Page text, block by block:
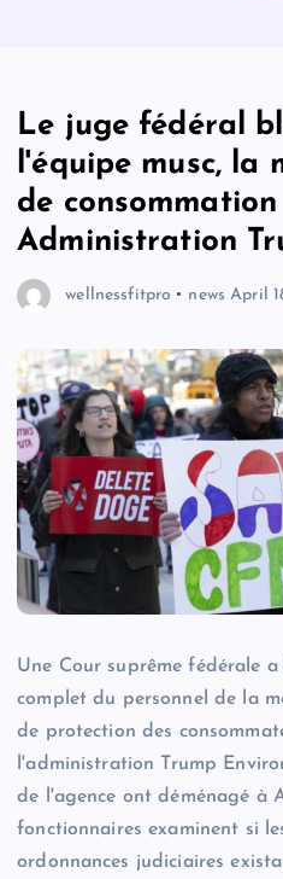
Le juge fédéral
l'équipe musc, la
de consommation |
Administration
wellnessfitpro news April
Une Cour suprême fédérale
complet du personnel de la
de protection des
l'administration Trump
de l'agence ont déménagé à
fonctionnaires examinent si
ordonnances judiciaires